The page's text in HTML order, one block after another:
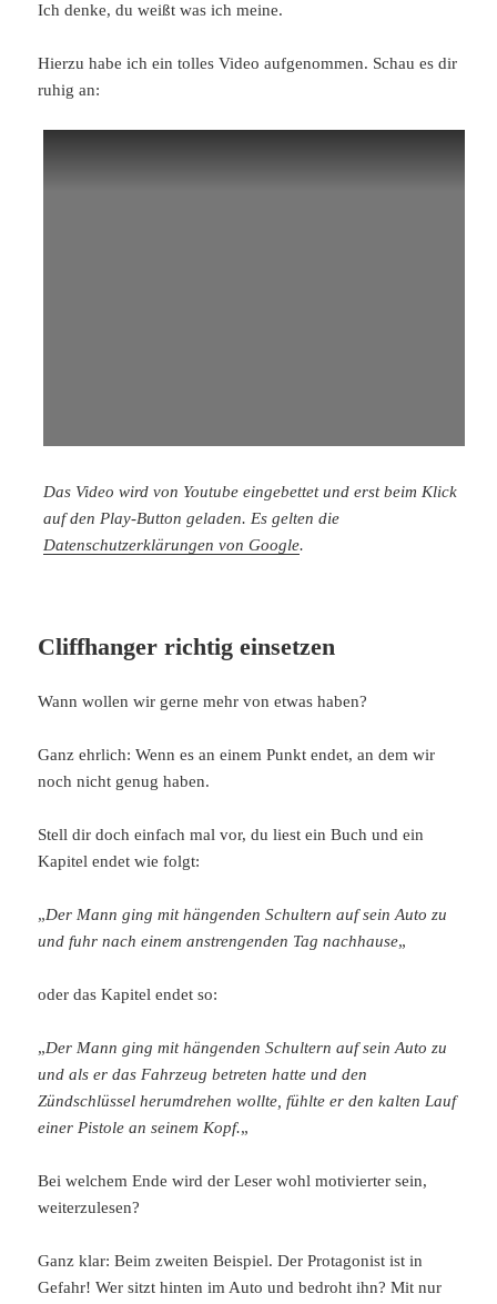
Ich denke, du weißt was ich meine.
Hierzu habe ich ein tolles Video aufgenommen. Schau es dir
ruhig an:
Das Video wird von Youtube eingebettet und erst beim Klick
auf den Play-Button geladen. Es gelten die
Datenschutzerklärungen von Google.
Cliffhanger richtig einsetzen
Wann wollen wir gerne mehr von etwas haben?
Ganz ehrlich: Wenn es an einem Punkt endet, an dem wir
noch nicht genug haben.
Stell dir doch einfach mal vor, du liest ein Buch und ein
Kapitel endet wie folgt:
„Der Mann ging mit hängenden Schultern auf sein Auto zu
und fuhr nach einem anstrengenden Tag nachhause„
oder das Kapitel endet so:
„Der Mann ging mit hängenden Schultern auf sein Auto zu
und als er das Fahrzeug betreten hatte und den
Zündschlüssel herumdrehen wollte, fühlte er den kalten Lauf
einer Pistole an seinem Kopf.„
Bei welchem Ende wird der Leser wohl motivierter sein,
weiterzulesen?
Ganz klar: Beim zweiten Beispiel. Der Protagonist ist in
Gefahr! Wer sitzt hinten im Auto und bedroht ihn? Mit nur